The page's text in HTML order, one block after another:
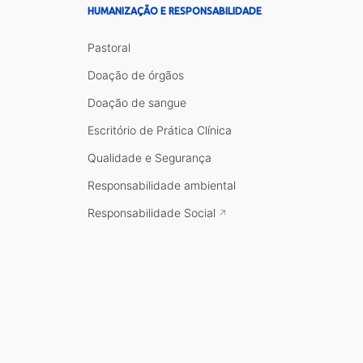
HUMANIZAÇÃO E RESPONSABILIDADE
Pastoral
Doação de órgãos
Doação de sangue
Escritório de Prática Clínica
Qualidade e Segurança
Responsabilidade ambiental
Responsabilidade Social